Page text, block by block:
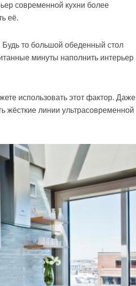
современной кухни более
её.
Будь то большой обеденный стол
минуты наполнить интерьер
использовать этот фактор. Даже
жёсткие линии ультрасовременной